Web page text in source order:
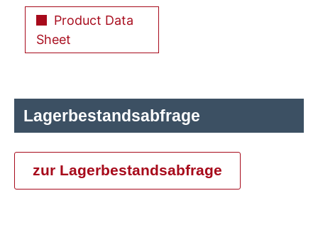
Product Data
Sheet
Lagerbestandsabfrage
zur Lagerbestandsabfrage